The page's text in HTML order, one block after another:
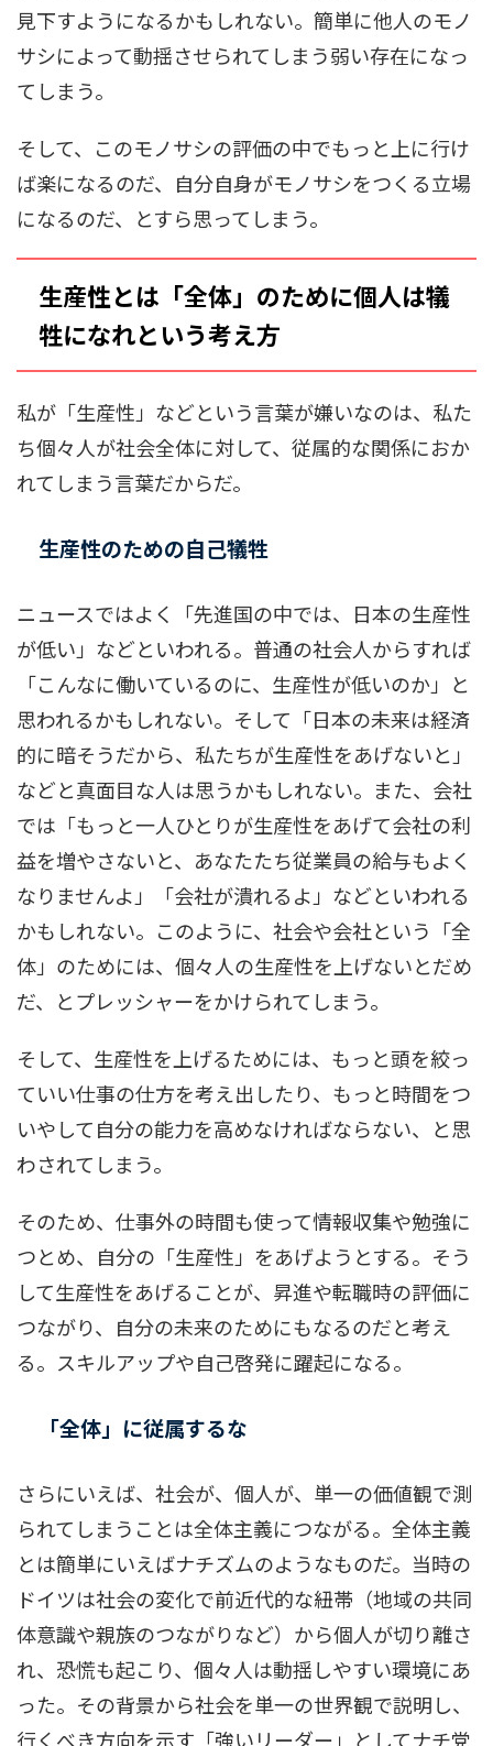
見下すようになるかもしれない。簡単に他人のモノ
サシによって動揺させられてしまう弱い存在になっ
てしまう。
そして、このモノサシの評価の中でもっと上に行け
ば楽になるのだ、自分自身がモノサシをつくる立場
になるのだ、とすら思ってしまう。
生産性とは「全体」のために個人は犠
牲になれという考え方
私が「生産性」などという言葉が嫌いなのは、私た
ち個々人が社会全体に対して、従属的な関係におか
れてしまう言葉だからだ。
生産性のための自己犠牲
ニュースではよく「先進国の中では、日本の生産性
が低い」などといわれる。普通の社会人からすれば
「こんなに働いているのに、生産性が低いのか」と
思われるかもしれない。そして「日本の未来は経済
的に暗そうだから、私たちが生産性をあげないと」
などと真面目な人は思うかもしれない。また、会社
では「もっと一人ひとりが生産性をあげて会社の利
益を増やさないと、あなたたち従業員の給与もよく
なりませんよ」「会社が潰れるよ」などといわれる
かもしれない。このように、社会や会社という「全
体」のためには、個々人の生産性を上げないとだめ
だ、とプレッシャーをかけられてしまう。
そして、生産性を上げるためには、もっと頭を絞っ
ていい仕事の仕方を考え出したり、もっと時間をつ
いやして自分の能力を高めなければならない、と思
わされてしまう。
そのため、仕事外の時間も使って情報収集や勉強に
つとめ、自分の「生産性」をあげようとする。そう
して生産性をあげることが、昇進や転職時の評価に
つながり、自分の未来のためにもなるのだと考え
る。スキルアップや自己啓発に躍起になる。
「全体」に従属するな
さらにいえば、社会が、個人が、単一の価値観で測
られてしまうことは全体主義につながる。全体主義
とは簡単にいえばナチズムのようなものだ。当時の
ドイツは社会の変化で前近代的な紐帯（地域の共同
体意識や親族のつながりなど）から個人が切り離さ
れ、恐慌も起こり、個々人は動揺しやすい環境にあ
った。その背景から社会を単一の世界観で説明し、
行くべき方向を示す「強いリーダー」としてナチ党